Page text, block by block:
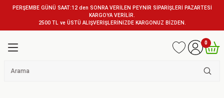
PERŞEMBE GÜNÜ SAAT:12 den SONRA VERİLEN PEYNİR SİPARİŞLERİ PAZARTESİ
KARGOYA VERİLİR.
2500 TL ve ÜSTÜ ALIŞVERİŞLERİNİZDE KARGONUZ BİZDEN.
0